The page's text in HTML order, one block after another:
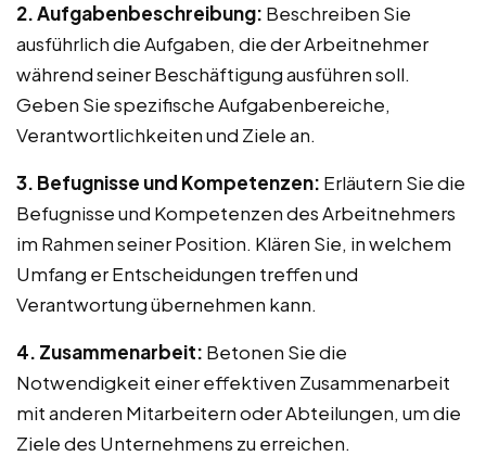
2. Aufgabenbeschreibung: Beschreiben Sie
ausführlich die Aufgaben, die der Arbeitnehmer
während seiner Beschäftigung ausführen soll.
Geben Sie spezifische Aufgabenbereiche,
Verantwortlichkeiten und Ziele an.
3. Befugnisse und Kompetenzen: Erläutern Sie die
Befugnisse und Kompetenzen des Arbeitnehmers
im Rahmen seiner Position. Klären Sie, in welchem
Umfang er Entscheidungen treffen und
Verantwortung übernehmen kann.
4. Zusammenarbeit: Betonen Sie die
Notwendigkeit einer effektiven Zusammenarbeit
mit anderen Mitarbeitern oder Abteilungen, um die
Ziele des Unternehmens zu erreichen.